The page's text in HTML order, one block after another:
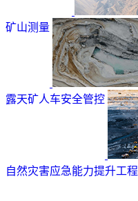
矿山测量
露天矿人车安全管控
自然灾害应急能力提升工程